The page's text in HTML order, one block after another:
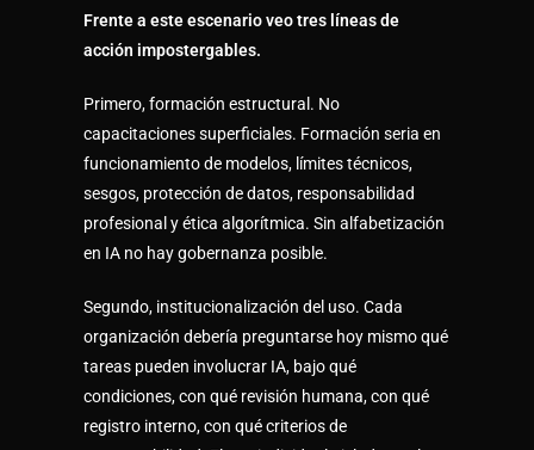
Frente a este escenario veo tres líneas de
acción impostergables.
Primero, formación estructural. No
capacitaciones superficiales. Formación seria en
funcionamiento de modelos, límites técnicos,
sesgos, protección de datos, responsabilidad
profesional y ética algorítmica. Sin alfabetización
en IA no hay gobernanza posible.
Segundo, institucionalización del uso. Cada
organización debería preguntarse hoy mismo qué
tareas pueden involucrar IA, bajo qué
condiciones, con qué revisión humana, con qué
registro interno, con qué criterios de